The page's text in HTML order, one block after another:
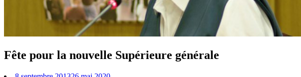
Fête pour la nouvelle Supérieure générale